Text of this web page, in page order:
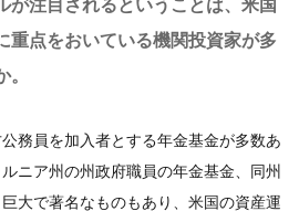
が注目されるということは、米国
重点をおいている機関投資家が多
務員を加入者とする年金基金が多数あ
ニア州の州政府職員の年金基金、同州
大で著名なものもあり、米国の資産運